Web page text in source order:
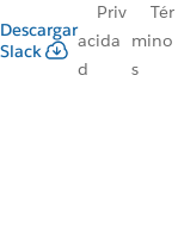
Descargar
Slack
Priv
acida
d
Tér
mino
s